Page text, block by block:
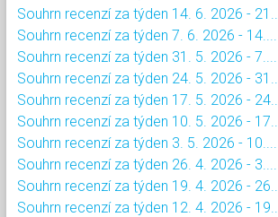
Souhrn recenzí za týden 14. 6. 2026 - 21....
Souhrn recenzí za týden 7. 6. 2026 - 14....
Souhrn recenzí za týden 31. 5. 2026 - 7....
Souhrn recenzí za týden 24. 5. 2026 - 31....
Souhrn recenzí za týden 17. 5. 2026 - 24....
Souhrn recenzí za týden 10. 5. 2026 - 17....
Souhrn recenzí za týden 3. 5. 2026 - 10....
Souhrn recenzí za týden 26. 4. 2026 - 3....
Souhrn recenzí za týden 19. 4. 2026 - 26....
Souhrn recenzí za týden 12. 4. 2026 - 19....